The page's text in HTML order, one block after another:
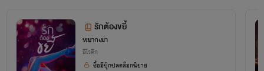
รักต้องขยี้
หมากเม่า
อีโรติก
ซื้ออีบุ๊กปลดล็อกนิยาย